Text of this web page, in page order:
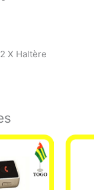
X Haltère